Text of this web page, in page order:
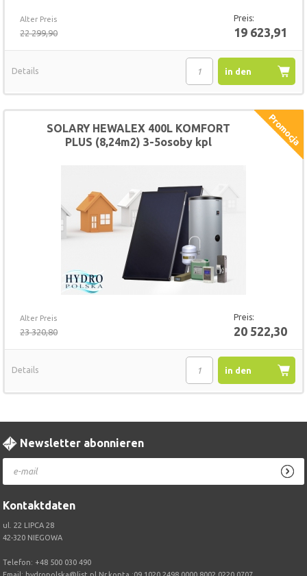
Alter Preis
22 299,90
Preis:
19 623,91
in den
Details
Alter Preis
23 320,80
Preis:
20 522,30
SOLARY HEWALEX 400L KOMFORT
PLUS (8,24m2) 3-5osoby kpl
in den
Details
Newsletter abonnieren
Kontaktdaten
ul. 22 LIPCA 28
42-320 NIEGOWA
Telefon: +48 500 030 490